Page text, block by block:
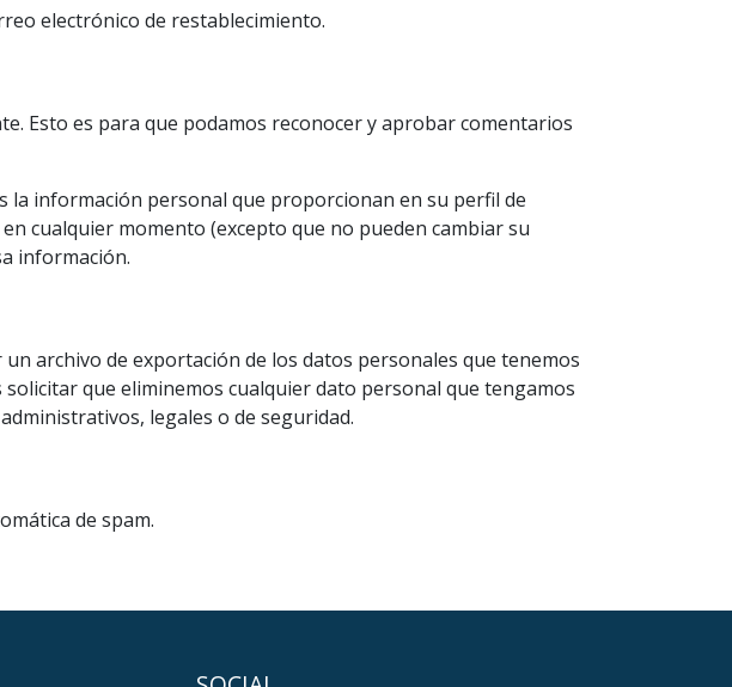
electrónico de restablecimiento.
Esto es para que podamos reconocer y aprobar comentarios
la información personal que proporcionan en su perfil de
cualquier momento (excepto que no pueden cambiar su
información.
archivo de exportación de los datos personales que tenemos
que eliminemos cualquier dato personal que tengamos
legales o de seguridad.
de spam.